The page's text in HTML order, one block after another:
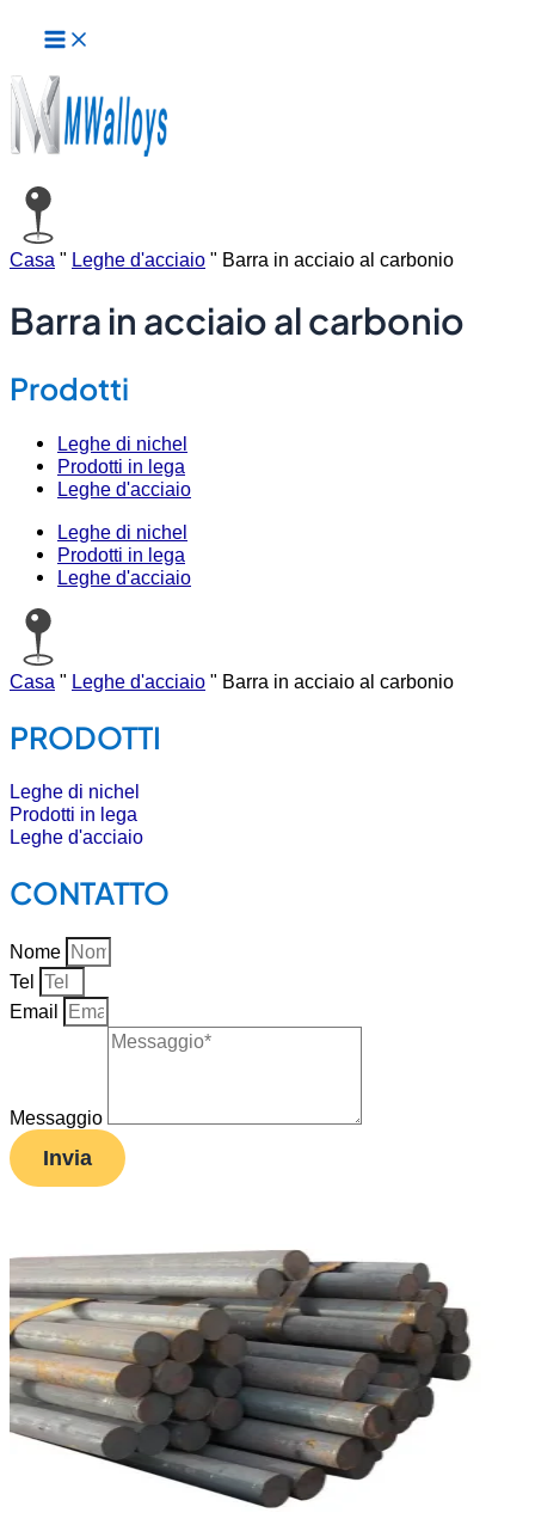
contenuto
principale
Casa " Leghe d'acciaio " Barra in acciaio al carbonio
Barra in acciaio al carbonio
Prodotti
Leghe di nichel
Prodotti in lega
Leghe d'acciaio
Leghe di nichel
Prodotti in lega
Leghe d'acciaio
Casa " Leghe d'acciaio " Barra in acciaio al carbonio
PRODOTTI
Leghe di nichel
Prodotti in lega
Leghe d'acciaio
CONTATTO
Nome
Tel
Email
Messaggio
Invia